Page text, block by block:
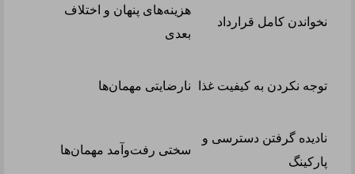
نخواندن کامل قرارداد
هزینه‌های پنهان و اختلاف
بعدی
توجه نکردن به کیفیت غذا نارضایتی مهمان‌ها
نادیده گرفتن دسترسی و
پارکینگ
سختی رفت‌وآمد مهمان‌ها